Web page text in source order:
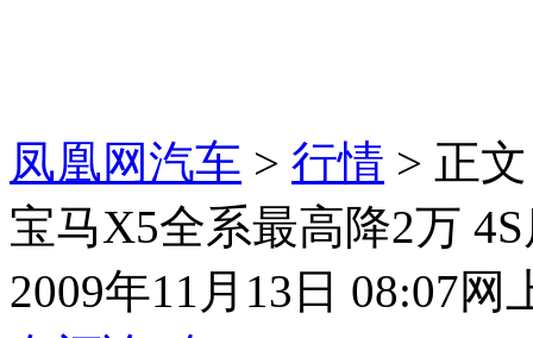
凤凰网汽车 > 行情 > 正文
宝马X5全系最高降2万
2009年11月13日 08:07网